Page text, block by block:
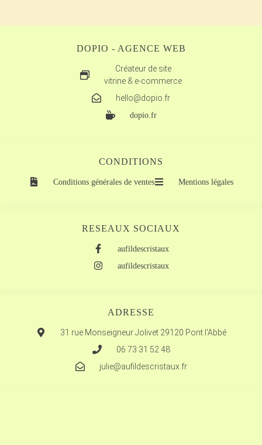
ADRESSE
31 rue Monseigneur Jolivet 29120 Pont l'Abbé
06 73 31 52 48
julie@aufildescristaux.fr
RESEAUX SOCIAUX
aufildescristaux
aufildescristaux
CONDITIONS
Conditions générales de ventes Mentions légales
DOPIO - AGENCE WEB
Créateur de site
vitrine & e-commerce
hello@dopio.fr
dopio.fr